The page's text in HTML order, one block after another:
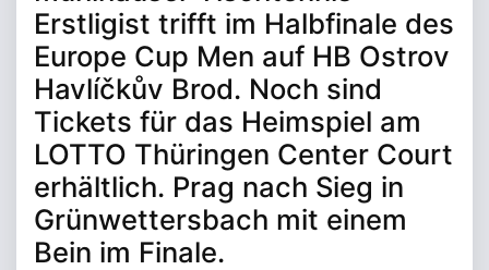
Erstligist trifft im Halbfinale des
Europe Cup Men auf HB Ostrov
Havlíčkův Brod. Noch sind
Tickets für das Heimspiel am
LOTTO Thüringen Center Court
erhältlich. Prag nach Sieg in
Grünwettersbach mit einem
Bein im Finale.